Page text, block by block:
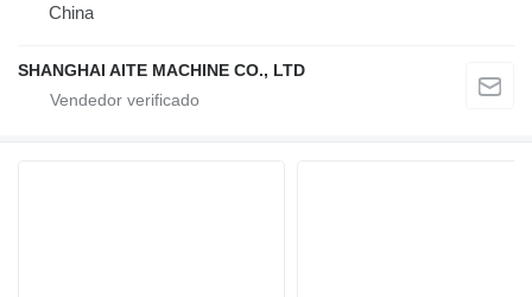
China
SHANGHAI AITE MACHINE CO., LTD